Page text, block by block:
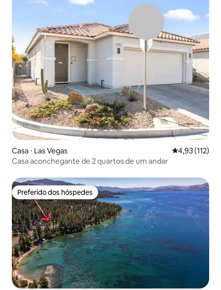
Casa ⋅ Las Vegas 4,93 de uma
4,93 (112)
Casa aconchegante de 2 quartos de um andar
Preferido dos hóspedes
Preferido dos hóspedes